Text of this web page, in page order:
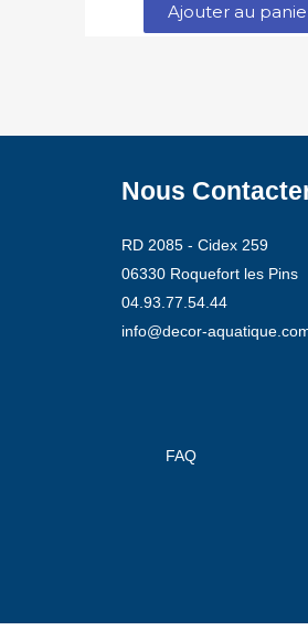
Ajouter au
Nous
RD 2085 - Cidex 259
06330 Roquefort les Pins
04.93.77.54.44
info@decor-
FAQ